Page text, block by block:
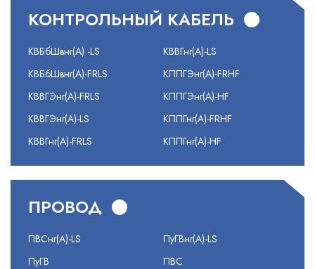
КОНТРОЛЬНЫЙ КАБЕЛЬ
КВБбШвнг(А) -LS
КВБбШвнг(А)-FRLS
КВВГЭнг(А)-FRLS
КВВГЭнг(А)-LS
КВВГнг(А)-FRLS
КВВГнг(А)-LS
КППГЭнг(А)-FRHF
КППГЭнг(А)-HF
КППГнг(А)-FRHF
КППГнг(А)-HF
ПРОВОД
ПВСнг(А)-LS
ПуГВ
ПуГВнг(А)-LS
ПВС